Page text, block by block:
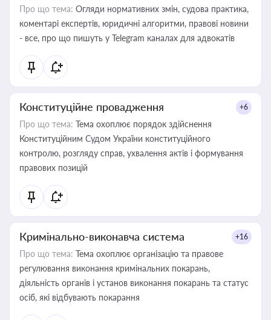
Про що тема: Огляди нормативних змін, судова практика,
коментарі експертів, юридичні алгоритми, правові новини
- все, про що пишуть у Telegram каналах для адвокатів
Конституційне провадження +6
Про що тема: Тема охоплює порядок здійснення
Конституційним Судом України конституційного
контролю, розгляду справ, ухвалення актів і формування
правових позицій
Кримінально-виконавча система +16
Про що тема: Тема охоплює організацію та правове
регулювання виконання кримінальних покарань,
діяльність органів і установ виконання покарань та статус
осіб, які відбувають покарання